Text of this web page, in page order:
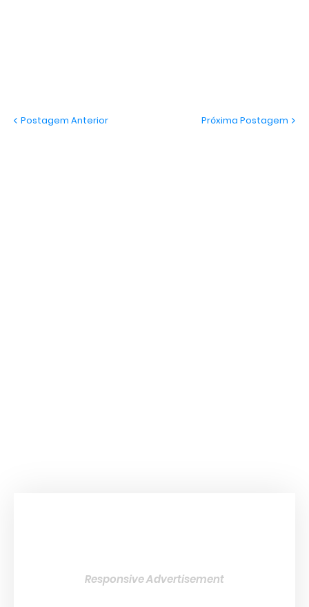
Postagem Anterior Próxima Postagem
Responsive Advertisement